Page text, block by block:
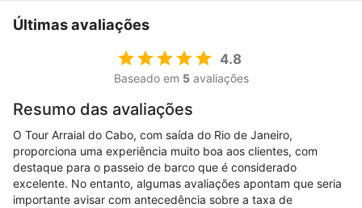
Últimas avaliações
4.8
Baseado em 5 avaliações
Resumo das avaliações
O Tour Arraial do Cabo, com saída do Rio de Janeiro,
proporciona uma experiência muito boa aos clientes, com
destaque para o passeio de barco que é considerado
excelente. No entanto, algumas avaliações apontam que seria
importante avisar com antecedência sobre a taxa de